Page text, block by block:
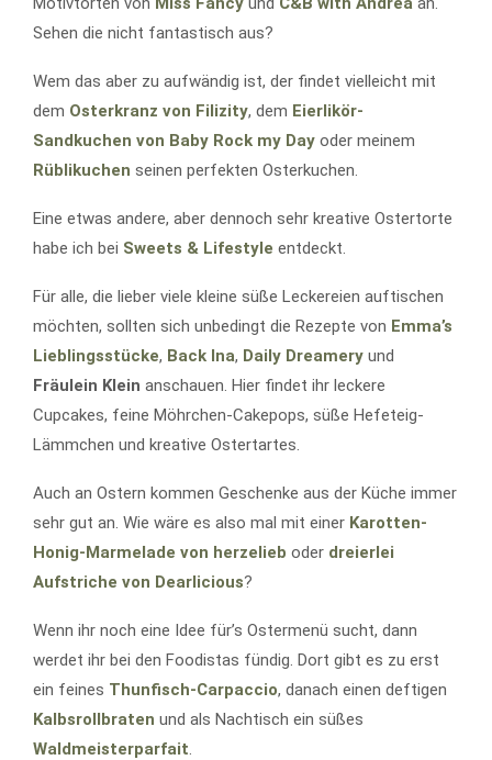
Sehen die nicht fantastisch aus?
Wem das aber zu aufwändig ist, der findet vielleicht mit
dem Osterkranz von Filizity, dem Eierlikör-
Sandkuchen von Baby Rock my Day oder meinem
Rüblikuchen seinen perfekten Osterkuchen.
Eine etwas andere, aber dennoch sehr kreative Ostertorte
habe ich bei Sweets & Lifestyle entdeckt.
Für alle, die lieber viele kleine süße Leckereien auftischen
möchten, sollten sich unbedingt die Rezepte von Emma’s
Lieblingsstücke, Back Ina, Daily Dreamery und
Fräulein Klein anschauen. Hier findet ihr leckere
Cupcakes, feine Möhrchen-Cakepops, süße Hefeteig-
Lämmchen und kreative Ostertartes.
Auch an Ostern kommen Geschenke aus der Küche immer
sehr gut an. Wie wäre es also mal mit einer Karotten-
Honig-Marmelade von herzelieb oder dreierlei
Aufstriche von Dearlicious?
Wenn ihr noch eine Idee für’s Ostermenü sucht, dann
werdet ihr bei den Foodistas fündig. Dort gibt es zu erst
ein feines Thunfisch-Carpaccio, danach einen deftigen
Kalbsrollbraten und als Nachtisch ein süßes
Waldmeisterparfait.